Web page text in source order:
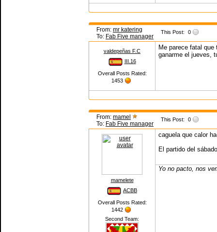
From: mr katering
To: Fab Five manager
This Post: 0
valdepeñas F.C
III.16
Overall Posts Rated:
1453
Me parece fatal que
ganarme el jueves,
From: mamel
To: Fab Five manager
This Post: 0
mamelete
ACBB
Overall Posts Rated:
1442
Second Team:
caguela que calor
El partido del
Yo no pacto, nos